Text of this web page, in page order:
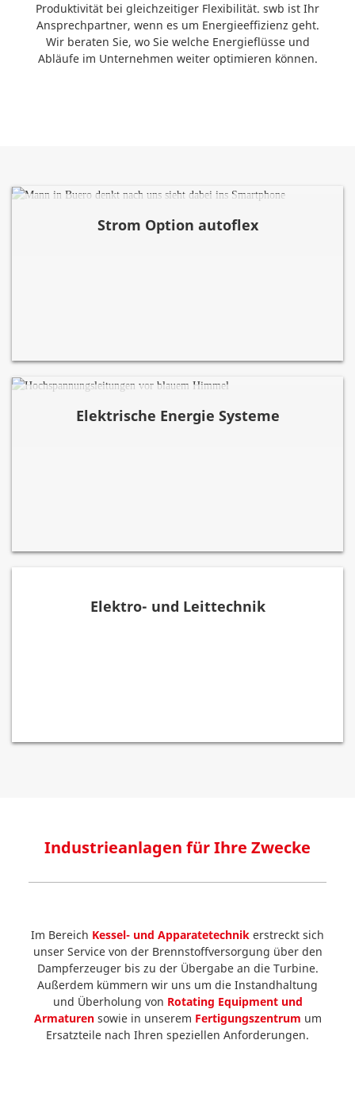
Produktivität bei gleichzeitiger Flexibilität. swb ist Ihr
Ansprechpartner, wenn es um Energieeffizienz geht.
Wir beraten Sie, wo Sie welche Energieflüsse und
Abläufe im Unternehmen weiter optimieren können.
Strom Option autoflex
Elektrische Energie Systeme
Elektro- und Leittechnik
Industrieanlagen für Ihre Zwecke
Im Bereich Kessel- und Apparatetechnik erstreckt sich
unser Service von der Brennstoffversorgung über den
Dampferzeuger bis zu der Übergabe an die Turbine.
Außerdem kümmern wir uns um die Instandhaltung
und Überholung von Rotating Equipment und
Armaturensowie in unserem Fertigungszentrum um
Ersatzteile nach Ihren speziellen Anforderungen.